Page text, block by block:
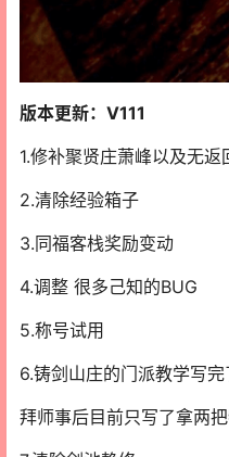
版本更新：V111
1.修补聚贤庄萧峰以及无返
2.清除经验箱子
3.同福客栈奖励变动
4.调整 很多己知的BUG
5.称号试用
6.铸剑山庄的门派教学写
拜师事后目前只写了拿两